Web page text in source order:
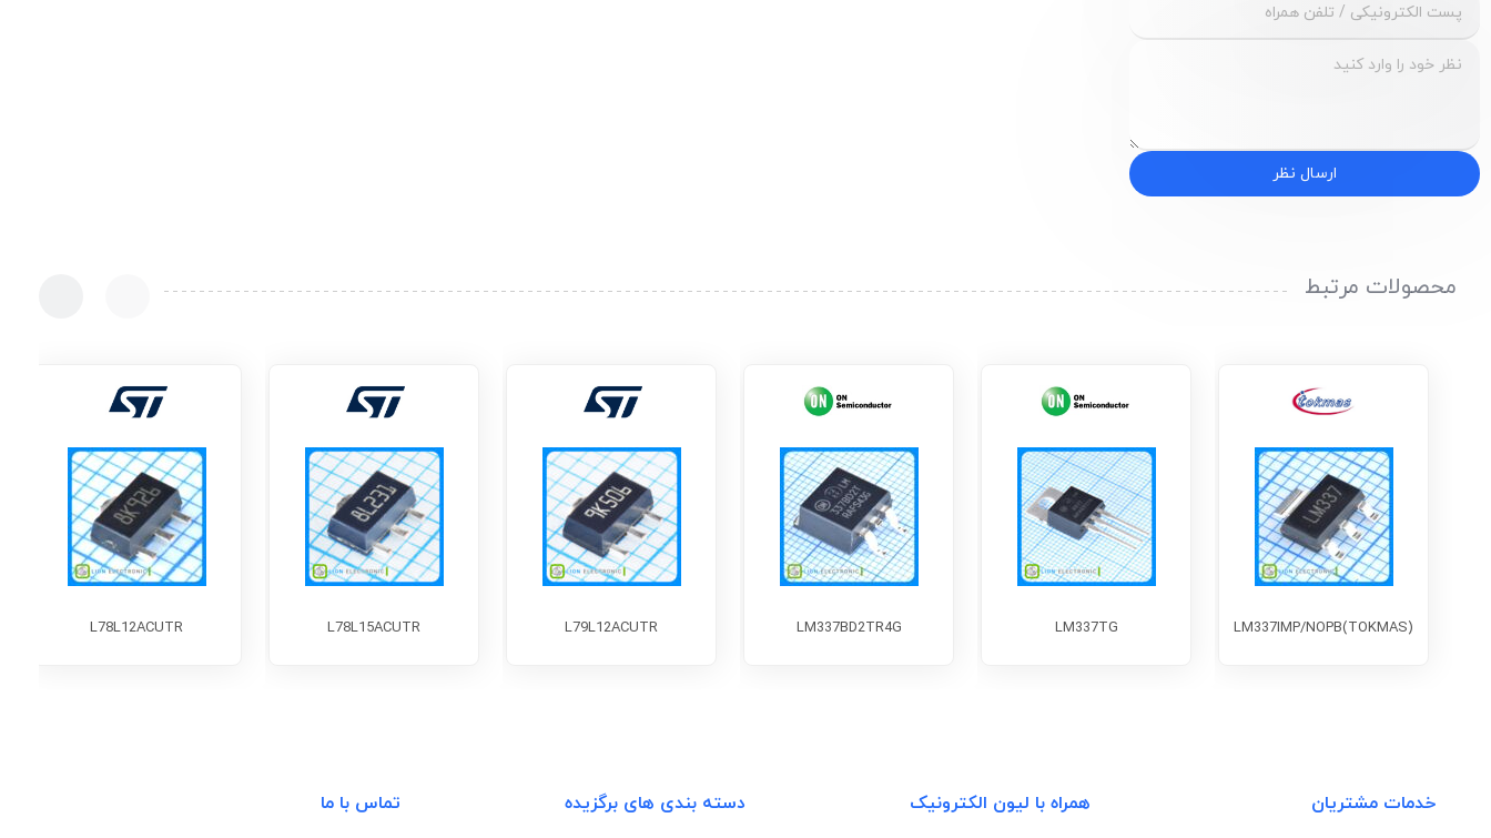
ارسال نظر
محصولات مرتبط
LM337IMP/NOPB(TOKMAS)
LM337TG
LM337BD2TR4G
L79L12ACUTR
L78L15ACUTR
L78L12ACUTR
خدمات مشتریان همراه با لیون الکترونیک دسته بندی های برگزیده تماس با ما